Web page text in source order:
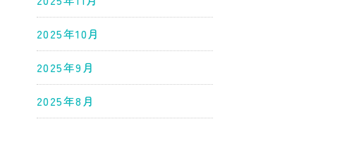
2025年10月
2025年9月
2025年8月